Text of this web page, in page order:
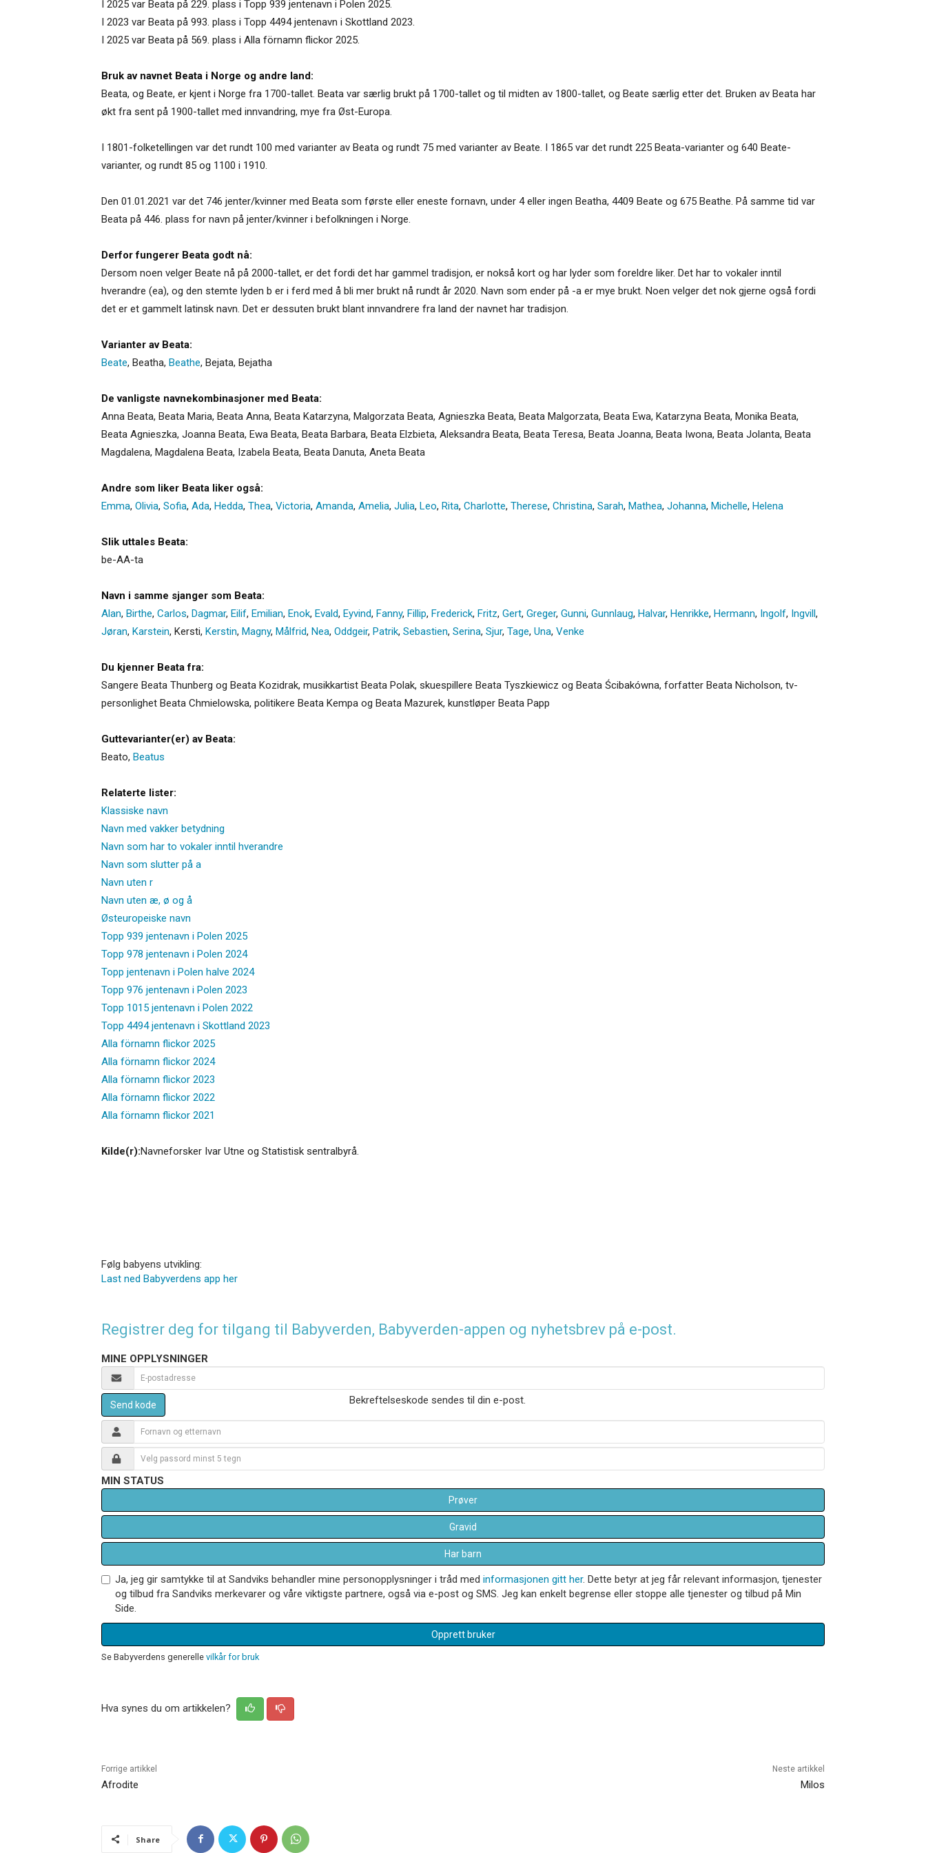
I 2025 var Beata på 229. plass i Topp 939 jentenavn i Polen 2025.
I 2023 var Beata på 993. plass i Topp 4494 jentenavn i Skottland 2023.
I 2025 var Beata på 569. plass i Alla förnamn flickor 2025.
Bruk av navnet Beata i Norge og andre land:
Beata, og Beate, er kjent i Norge fra 1700-tallet. Beata var særlig brukt på 1700-tallet og til midten av 1800-tallet, og Beate særlig etter det. Bruken av Beata har
økt fra sent på 1900-tallet med innvandring, mye fra Øst-Europa.
I 1801-folketellingen var det rundt 100 med varianter av Beata og rundt 75 med varianter av Beate. I 1865 var det rundt 225 Beata-varianter og 640 Beate-
varianter, og rundt 85 og 1100 i 1910.
Den 01.01.2021 var det 746 jenter/kvinner med Beata som første eller eneste fornavn, under 4 eller ingen Beatha, 4409 Beate og 675 Beathe. På samme tid var
Beata på 446. plass for navn på jenter/kvinner i befolkningen i Norge.
Derfor fungerer Beata godt nå:
Dersom noen velger Beate nå på 2000-tallet, er det fordi det har gammel tradisjon, er nokså kort og har lyder som foreldre liker. Det har to vokaler inntil
hverandre (ea), og den stemte lyden b er i ferd med å bli mer brukt nå rundt år 2020. Navn som ender på -a er mye brukt. Noen velger det nok gjerne også fordi
det er et gammelt latinsk navn. Det er dessuten brukt blant innvandrere fra land der navnet har tradisjon.
Varianter av Beata:
Beate, Beatha, Beathe, Bejata, Bejatha
De vanligste navnekombinasjoner med Beata:
Anna Beata, Beata Maria, Beata Anna, Beata Katarzyna, Malgorzata Beata, Agnieszka Beata, Beata Malgorzata, Beata Ewa, Katarzyna Beata, Monika Beata,
Beata Agnieszka, Joanna Beata, Ewa Beata, Beata Barbara, Beata Elzbieta, Aleksandra Beata, Beata Teresa, Beata Joanna, Beata Iwona, Beata Jolanta, Beata
Magdalena, Magdalena Beata, Izabela Beata, Beata Danuta, Aneta Beata
Andre som liker Beata liker også:
Emma, Olivia, Sofia, Ada, Hedda, Thea, Victoria, Amanda, Amelia, Julia, Leo, Rita, Charlotte, Therese, Christina, Sarah, Mathea, Johanna, Michelle, Helena
Slik uttales Beata:
be-AA-ta
Navn i samme sjanger som Beata:
Alan, Birthe, Carlos, Dagmar, Eilif, Emilian, Enok, Evald, Eyvind, Fanny, Fillip, Frederick, Fritz, Gert, Greger, Gunni, Gunnlaug, Halvar, Henrikke, Hermann, Ingolf, Ingvill,
Jøran, Karstein, Kersti, Kerstin, Magny, Målfrid, Nea, Oddgeir, Patrik, Sebastien, Serina, Sjur, Tage, Una, Venke
Du kjenner Beata fra:
Sangere Beata Thunberg og Beata Kozidrak, musikkartist Beata Polak, skuespillere Beata Tyszkiewicz og Beata Ścibakówna, forfatter Beata Nicholson, tv-
personlighet Beata Chmielowska, politikere Beata Kempa og Beata Mazurek, kunstløper Beata Papp
Guttevarianter(er) av Beata:
Beato, Beatus
Relaterte lister:
Klassiske navn
Navn med vakker betydning
Navn som har to vokaler inntil hverandre
Navn som slutter på a
Navn uten r
Navn uten æ, ø og å
Østeuropeiske navn
Topp 939 jentenavn i Polen 2025
Topp 978 jentenavn i Polen 2024
Topp jentenavn i Polen halve 2024
Topp 976 jentenavn i Polen 2023
Topp 1015 jentenavn i Polen 2022
Topp 4494 jentenavn i Skottland 2023
Alla förnamn flickor 2025
Alla förnamn flickor 2024
Alla förnamn flickor 2023
Alla förnamn flickor 2022
Alla förnamn flickor 2021
Kilde(r):Navneforsker Ivar Utne og Statistisk sentralbyrå.
Følg babyens utvikling:
Last ned Babyverdens app her
Registrer deg for tilgang til Babyverden, Babyverden-appen og nyhetsbrev på e-post.
MINE OPPLYSNINGER
Send kode Bekreftelseskode sendes til din e-post.
MIN STATUS
Prøver
Gravid
Har barn
Ja, jeg gir samtykke til at Sandviks behandler mine personopplysninger i tråd med informasjonen gitt her. Dette betyr at jeg får relevant informasjon, tjenester
og tilbud fra Sandviks merkevarer og våre viktigste partnere, også via e-post og SMS. Jeg kan enkelt begrense eller stoppe alle tjenester og tilbud på Min
Side.
Opprett bruker
Se Babyverdens generelle vilkår for bruk
Hva synes du om artikkelen?
Forrige artikkel
Afrodite
Neste artikkel
Milos
Share